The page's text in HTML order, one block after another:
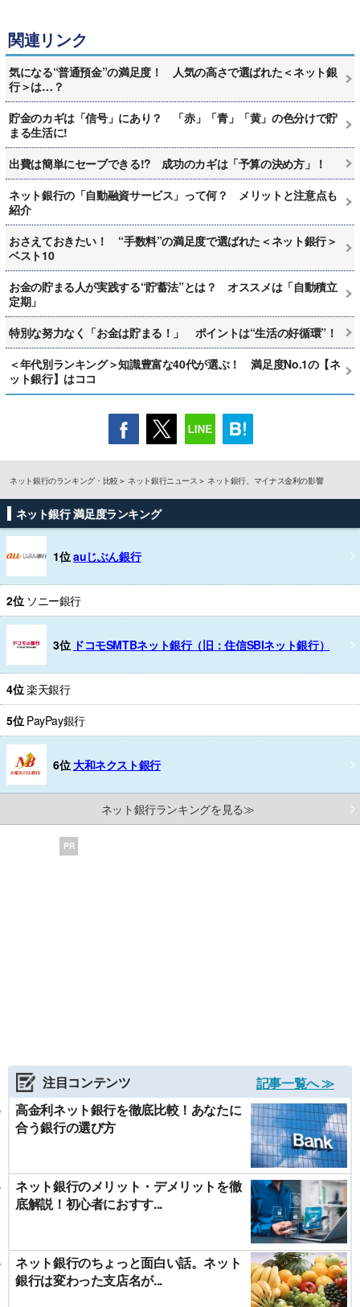
関連リンク
気になる“普通預金”の満足度！ 人気の高さで選ばれた＜ネット銀
行＞は…？
貯金のカギは「信号」にあり？ 「赤」「青」「黄」の色分けで貯
まる生活に!
出費は簡単にセーブできる!? 成功のカギは「予算の決め方」！
ネット銀行の「自動融資サービス」って何？ メリットと注意点も
紹介
おさえておきたい！ “手数料”の満足度で選ばれた＜ネット銀行＞
ベスト10
お金の貯まる人が実践する“貯蓄法”とは？ オススメは「自動積立
定期」
特別な努力なく「お金は貯まる！」 ポイントは“生活の好循環”！
＜年代別ランキング＞知識豊富な40代が選ぶ！ 満足度No.1の【ネ
ット銀行】はココ
ネット銀行のランキング・比較 ネット銀行ニュース ネット銀行、マイナス金利の影響
ネット銀行 満足度ランキング
1位auじぶん銀行
2位 ソニー銀行
3位 ドコモSMTBネット銀行（旧：住信SBIネット銀行）
4位楽天銀行
5位 PayPay銀行
6位 大和ネクスト銀行
ネット銀行ランキングを見る≫
PR
注目コンテンツ
記事一覧へ ≫
高金利ネット銀行を徹底比較！あなたに
合う銀行の選び方
ネット銀行のメリット・デメリットを徹
底解説！初心者におすす...
ネット銀行のちょっと面白い話。ネット
銀行は変わった支店名が...